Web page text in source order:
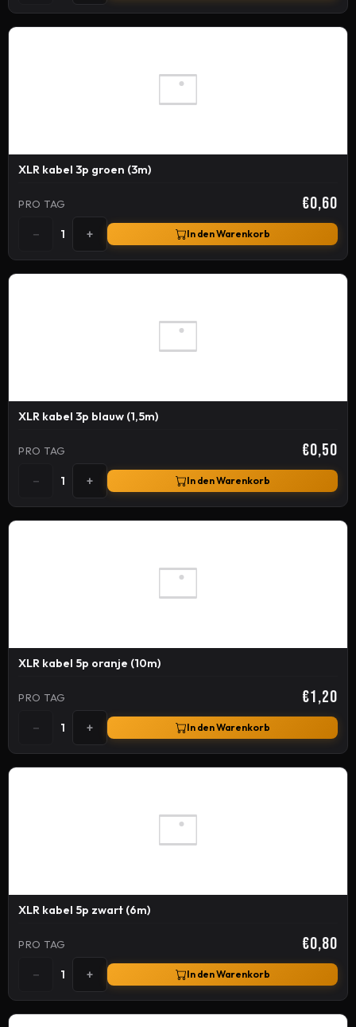
XLR kabel 3p groen (3m)
PRO TAG €0,60
− 1 + In den Warenkorb
XLR kabel 3p blauw (1,5m)
PRO TAG €0,50
− 1 + In den Warenkorb
XLR kabel 5p oranje (10m)
PRO TAG €1,20
− 1 + In den Warenkorb
XLR kabel 5p zwart (6m)
PRO TAG €0,80
− 1 + In den Warenkorb